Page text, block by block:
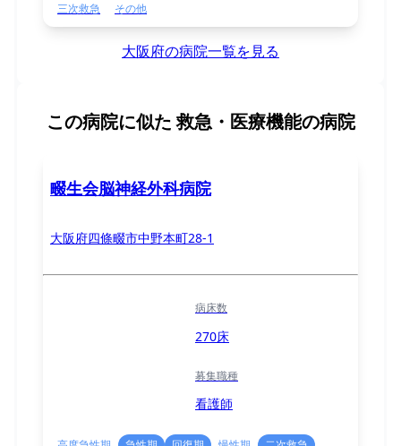
三次救急
その他
大阪府の病院一覧を見る
この病院に似た 救急・医療機能の病院
畷生会脳神経外科病院
大阪府四條畷市中野本町28-1
病床数
270床
募集職種
看護師